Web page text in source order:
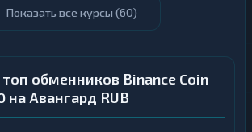
Показать все курсы (60)
топ обменников Binance Coin
на Авангард RUB